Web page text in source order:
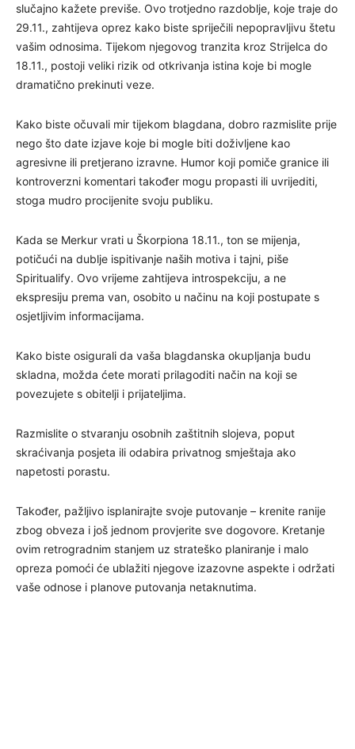
slučajno kažete previše. Ovo trotjedno razdoblje, koje traje do
29.11., zahtijeva oprez kako biste spriječili nepopravljivu štetu
vašim odnosima. Tijekom njegovog tranzita kroz Strijelca do
18.11., postoji veliki rizik od otkrivanja istina koje bi mogle
dramatično prekinuti veze.
Kako biste očuvali mir tijekom blagdana, dobro razmislite prije
nego što date izjave koje bi mogle biti doživljene kao
agresivne ili pretjerano izravne. Humor koji pomiče granice ili
kontroverzni komentari također mogu propasti ili uvrijediti,
stoga mudro procijenite svoju publiku.
Kada se Merkur vrati u Škorpiona 18.11., ton se mijenja,
potičući na dublje ispitivanje naših motiva i tajni, piše
Spiritualify. Ovo vrijeme zahtijeva introspekciju, a ne
ekspresiju prema van, osobito u načinu na koji postupate s
osjetljivim informacijama.
Kako biste osigurali da vaša blagdanska okupljanja budu
skladna, možda ćete morati prilagoditi način na koji se
povezujete s obitelji i prijateljima.
Razmislite o stvaranju osobnih zaštitnih slojeva, poput
skraćivanja posjeta ili odabira privatnog smještaja ako
napetosti porastu.
Također, pažljivo isplanirajte svoje putovanje – krenite ranije
zbog obveza i još jednom provjerite sve dogovore. Kretanje
ovim retrogradnim stanjem uz strateško planiranje i malo
opreza pomoći će ublažiti njegove izazovne aspekte i održati
vaše odnose i planove putovanja netaknutima.